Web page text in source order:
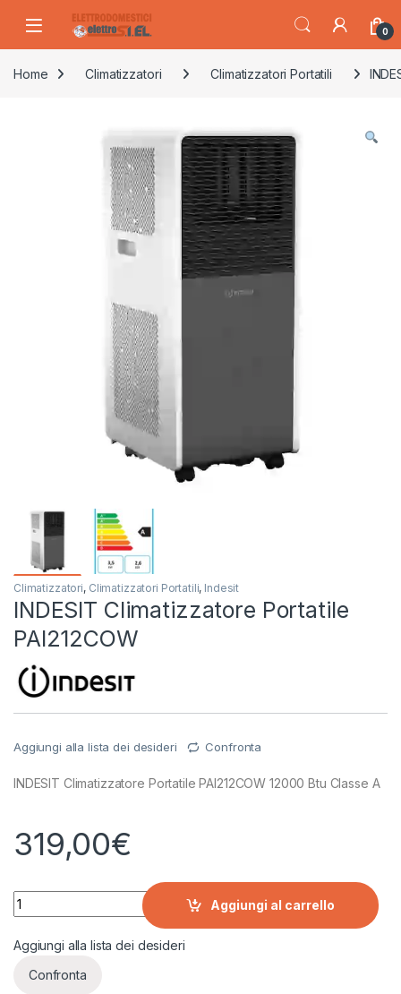
0
Home Climatizzatori Climatizzatori Portatili
Climatizzatori, Climatizzatori Portatili, Indesit
INDESIT Climatizzatore Portatile
PAI212COW
Aggiungi alla lista dei desideri Confronta
INDESIT Climatizzatore Portatile PAI212COW 12000 Btu Classe A
319,00€
INDESIT Climatizzatore Portatile PAI212COW quantity
Aggiungi al carrello
Aggiungi alla lista dei desideri
Confronta